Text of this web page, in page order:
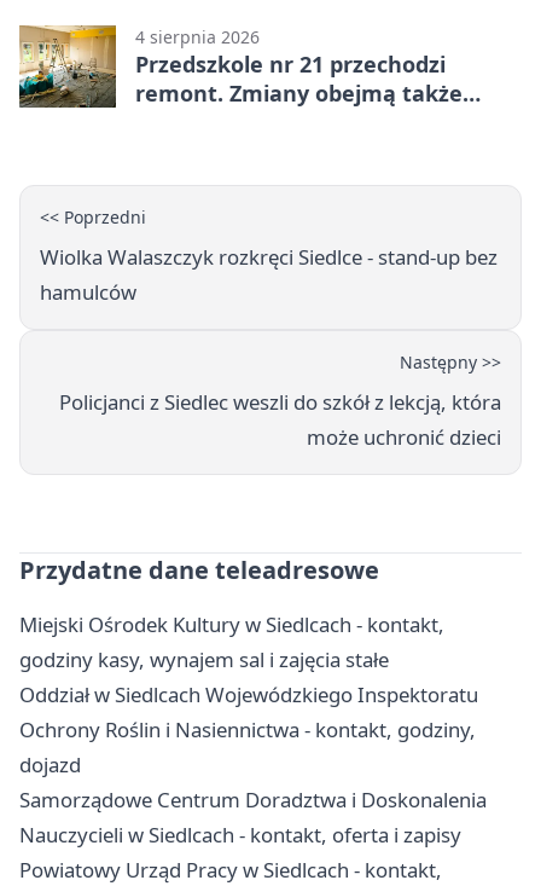
4 sierpnia 2026
Przedszkole nr 21 przechodzi
remont. Zmiany obejmą także
<< Poprzedni
Wiolka Walaszczyk rozkręci Siedlce - stand-up bez
hamulców
Następny >>
Policjanci z Siedlec weszli do szkół z lekcją, która
może uchronić dzieci
Przydatne dane teleadresowe
Miejski Ośrodek Kultury w Siedlcach - kontakt,
godziny kasy, wynajem sal i zajęcia stałe
Oddział w Siedlcach Wojewódzkiego Inspektoratu
Ochrony Roślin i Nasiennictwa - kontakt, godziny,
dojazd
Samorządowe Centrum Doradztwa i Doskonalenia
Nauczycieli w Siedlcach - kontakt, oferta i zapisy
Powiatowy Urząd Pracy w Siedlcach - kontakt,